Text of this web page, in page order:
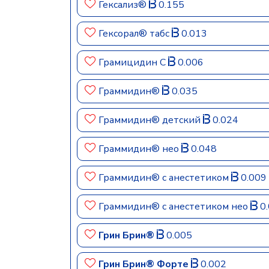
Гексализ® 0.155
Гексорал® табс 0.013
Грамицидин С 0.006
Граммидин® 0.035
Граммидин® детский 0.024
Граммидин® нео 0.048
Граммидин® с анестетиком 0.009
Граммидин® с анестетиком нео
Грин Брин® 0.005
Грин Брин® Форте 0.002